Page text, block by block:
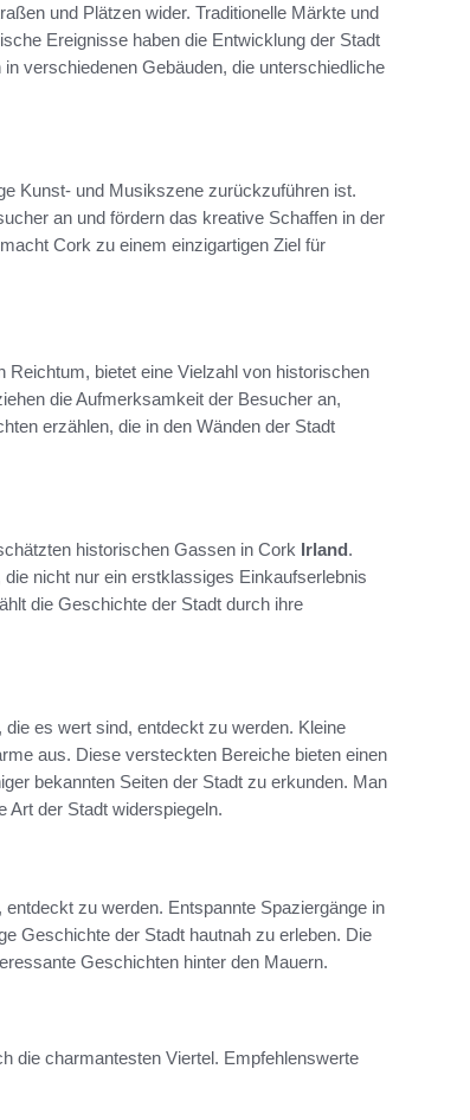
und Plätzen wider. Traditionelle Märkte und
Ereignisse haben die Entwicklung der Stadt
verschiedenen Gebäuden, die unterschiedliche
Kunst- und Musikszene zurückzuführen ist.
an und fördern das kreative Schaffen in der
Cork zu einem einzigartigen Ziel für
Reichtum, bietet eine Vielzahl von historischen
die Aufmerksamkeit der Besucher an,
erzählen, die in den Wänden der Stadt
historischen Gassen in Cork Irland.
nicht nur ein erstklassiges Einkaufserlebnis
die Geschichte der Stadt durch ihre
, die es wert sind, entdeckt zu werden. Kleine
aus. Diese versteckten Bereiche bieten einen
bekannten Seiten der Stadt zu erkunden. Man
Art der Stadt widerspiegeln.
zu werden. Entspannte Spaziergänge in
Geschichte der Stadt hautnah zu erleben. Die
Geschichten hinter den Mauern.
die charmantesten Viertel. Empfehlenswerte